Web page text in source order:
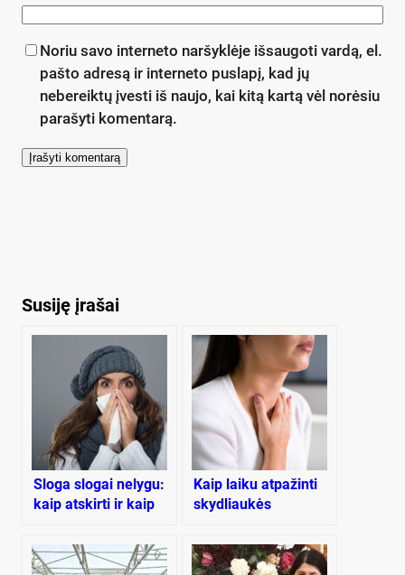
Noriu savo interneto naršyklėje išsaugoti vardą, el.
pašto adresą ir interneto puslapį, kad jų
nebereiktų įvesti iš naujo, kai kitą kartą vėl norėsiu
parašyti komentarą.
Susiję įrašai
Sloga slogai nelygu:
kaip atskirti ir kaip
negalavimus
Kaip laiku atpažinti
skydliaukės